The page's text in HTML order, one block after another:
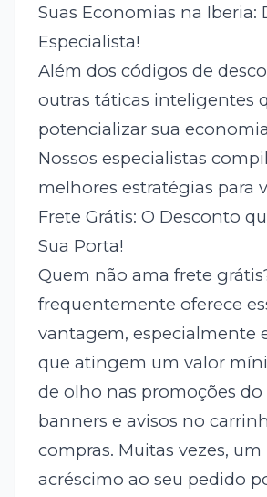
Suas Economias na Iberia:
Especialista!
Além dos códigos de
outras táticas inteligentes
potencializar sua
Nossos especialistas
melhores estratégias para
Frete Grátis: O Desconto
Sua Porta!
Quem não ama frete
frequentemente oferece
vantagem, especialmente
que atingem um valor
de olho nas promoções do
banners e avisos no
compras. Muitas vezes,
acréscimo ao seu pedido